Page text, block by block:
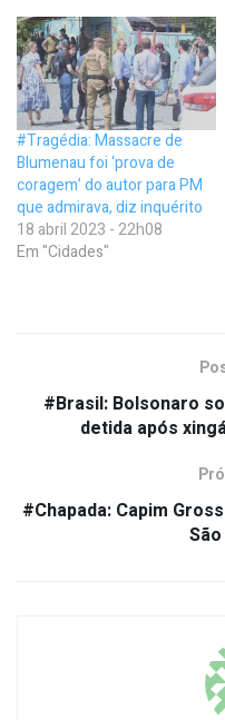
#Tragédia: Massacre de
Blumenau foi ‘prova de
coragem’ do autor para PM
que admirava, diz inquérito
18 abril 2023 - 22h08
Em "Cidades"
#Brasil: Bolsonaro
detida após
#Chapada: Capim